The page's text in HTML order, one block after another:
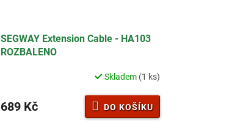
SEGWAY Extension Cable - HA103
ROZBALENO
Skladem (1 ks)
689 Kč DO KOŠÍKU